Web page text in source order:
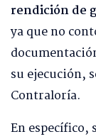
rendición de
ya que no
su ejecución,
Contraloría.
En específico,